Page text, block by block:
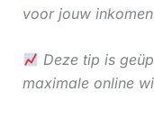
voor jouw
Deze tip is
maximale online